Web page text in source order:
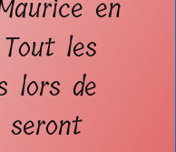
en
les
lors de
seront